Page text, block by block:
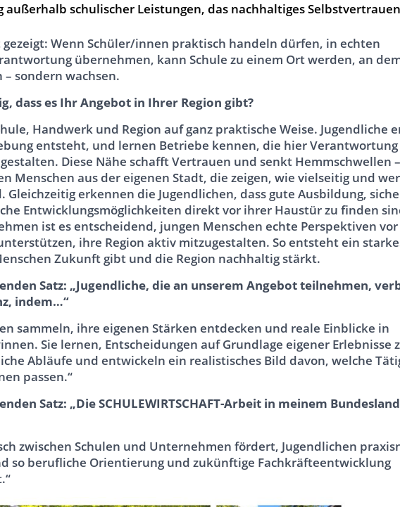
außerhalb schulischer Leistungen, das nachhaltiges
gezeigt: Wenn Schüler/innen praktisch handeln dürfen, in echten
übernehmen, kann Schule zu einem Ort werden, an
sondern wachsen.
dass es Ihr Angebot in Ihrer Region gibt?
Handwerk und Region auf ganz praktische Weise. Jugendliche
entsteht, und lernen Betriebe kennen, die hier Verantwortung
Diese Nähe schafft Vertrauen und senkt Hemmschwellen
Menschen aus der eigenen Stadt, die zeigen, wie vielseitig und
erkennen die Jugendlichen, dass gute Ausbildung,
Entwicklungsmöglichkeiten direkt vor ihrer Haustür zu finden
ist es entscheidend, jungen Menschen echte Perspektiven vor
ihre Region aktiv mitzugestalten. So entsteht ein
Zukunft gibt und die Region nachhaltig stärkt.
Satz: „Jugendliche, die an unserem Angebot teilnehmen,
indem…“
sammeln, ihre eigenen Stärken entdecken und reale Einblicke in
Sie lernen, Entscheidungen auf Grundlage eigener Erlebnisse
Abläufe und entwickeln ein realistisches Bild davon, welche
passen.“
Satz: „Die SCHULEWIRTSCHAFT-Arbeit in meinem
zwischen Schulen und Unternehmen fördert, Jugendlichen
so berufliche Orientierung und zukünftige Fachkräfteentwicklung